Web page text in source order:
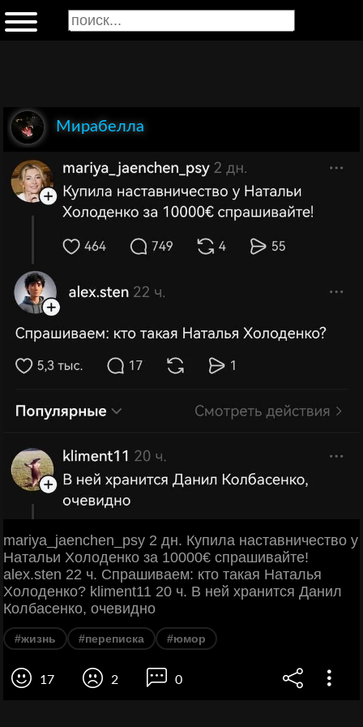
Мирабелла
mariya_jaenchen_psy 2 дн. Купила наставничество у
Натальи Холоденко за 10000€ спрашивайте!
alex.sten 22 ч. Спрашиваем: кто такая Наталья
Холоденко? kliment11 20 ч. В ней хранится Данил
Колбасенко, очевидно
#жизнь #переписка #юмор
17 2 0